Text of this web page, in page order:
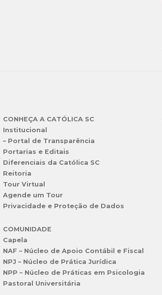
CONHEÇA A CATÓLICA SC
Institucional
– Portal de Transparência
Portarias e Editais
Diferenciais da Católica SC
Reitoria
Tour Virtual
Agende um Tour
Privacidade e Proteção de Dados
COMUNIDADE
Capela
NAF – Núcleo de Apoio Contábil e Fiscal
NPJ – Núcleo de Prática Jurídica
NPP – Núcleo de Práticas em Psicologia
Pastoral Universitária